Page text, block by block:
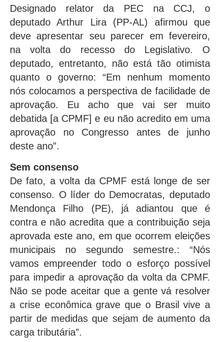
Designado relator da PEC na CCJ, o
deputado Arthur Lira (PP-AL) afirmou que
deve apresentar seu parecer em fevereiro,
na volta do recesso do Legislativo. O
deputado, entretanto, não está tão otimista
quanto o governo: “Em nenhum momento
nós colocamos a perspectiva de facilidade de
aprovação. Eu acho que vai ser muito
debatida [a CPMF] e eu não acredito em uma
aprovação no Congresso antes de junho
deste ano”.
Sem consenso
De fato, a volta da CPMF está longe de ser
consenso. O líder do Democratas, deputado
Mendonça Filho (PE), já adiantou que é
contra e não acredita que a contribuição seja
aprovada este ano, em que ocorrem eleições
municipais no segundo semestre.: “Nós
vamos empreender todo o esforço possível
para impedir a aprovação da volta da CPMF.
Não se pode aceitar que a gente vá resolver
a crise econômica grave que o Brasil vive a
partir de medidas que sejam de aumento da
carga tributária”.